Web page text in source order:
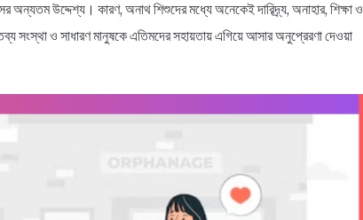
অন্যতম উদ্দেশ্য। কারণ, অনাথ শিশুদের মধ্যে অনেকেই দারিদ্র্য, অনাহার, শিক্ষা ও
সংস্থা ও সাধারণ মানুষকে এতিমদের সহায়তায় এগিয়ে আসার অনুপ্রেরণা দেওয়া